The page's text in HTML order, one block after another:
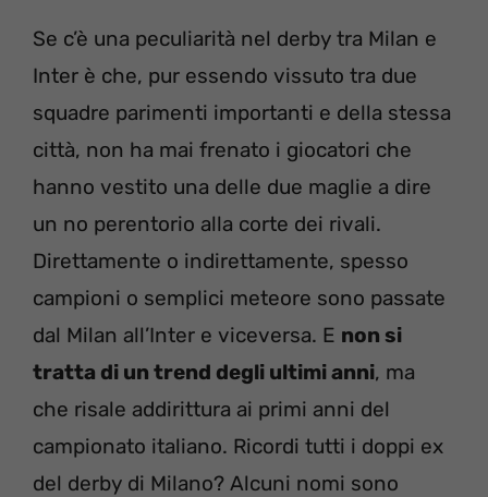
Se c’è una peculiarità nel derby tra Milan e
Inter è che, pur essendo vissuto tra due
squadre parimenti importanti e della stessa
città, non ha mai frenato i giocatori che
hanno vestito una delle due maglie a dire
un no perentorio alla corte dei rivali.
Direttamente o indirettamente, spesso
campioni o semplici meteore sono passate
dal Milan all’Inter e viceversa. E non si
tratta di un trend degli ultimi anni, ma
che risale addirittura ai primi anni del
campionato italiano. Ricordi tutti i doppi ex
del derby di Milano? Alcuni nomi sono